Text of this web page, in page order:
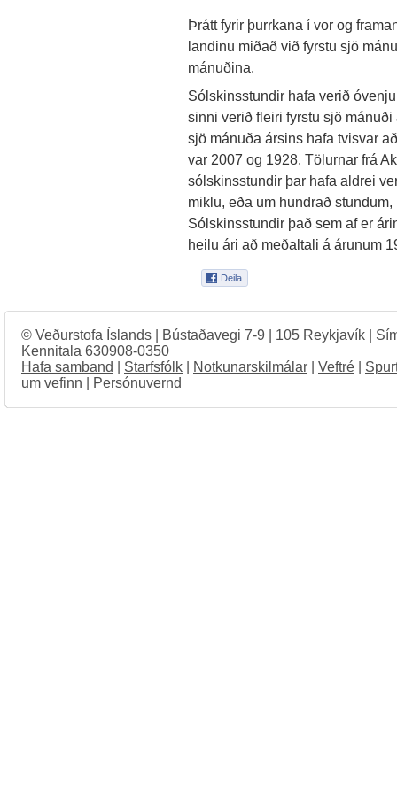
Þrátt fyrir þurrkana í vor og
landinu miðað við fyrstu sjö
mánuðina.
Sólskinsstundir hafa verið
sinni verið fleiri fyrstu sjö
sjö mánuða ársins hafa tvisvar
var 2007 og 1928. Tölurnar frá
sólskinsstundir þar hafa aldrei
miklu, eða um hundrað
Sólskinsstundir það sem af er
heilu ári að meðaltali á árunum
© Veðurstofa Íslands | Bústaðavegi 7-9 | 105 Reykjavík |
Kennitala 630908-0350
Hafa samband
Starfsfólk Notkunarskilmálar Veftré
um vefinn
Persónuvernd